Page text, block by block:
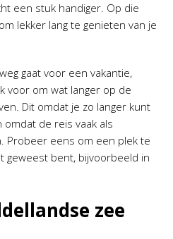
een stuk handiger. Op die
lekker lang te genieten van je
gaat voor een vakantie,
voor om wat langer op de
Dit omdat je zo langer kunt
omdat de reis vaak als
Probeer eens om een plek te
geweest bent, bijvoorbeeld in
zee